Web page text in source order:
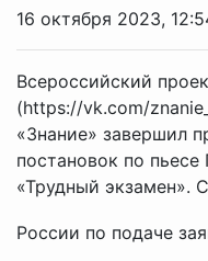
16 октября 2023,
Всероссийский
(https://vk.com/
«Знание» завершил
постановок по
«Трудный экзамен».
России по подаче